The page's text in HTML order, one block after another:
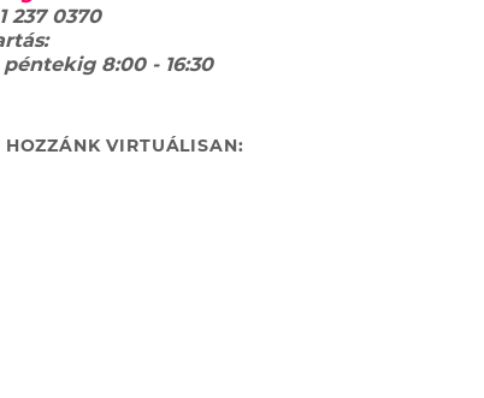
237 0370
8:00 - 16:30
HOZZÁNK VIRTUÁLISAN: